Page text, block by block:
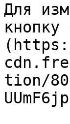
Для
tion/